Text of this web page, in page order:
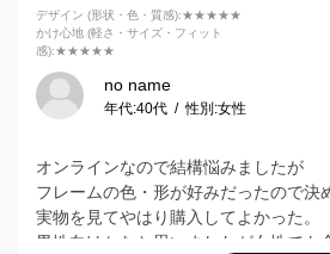
デザイン (形状・色・質感):★★★★★
かけ心地 (軽さ・サイズ・フィット
感):★★★★★
no name
年代:40代 性別:女性
オンラインなので結構悩みましたが
フレームの色・形が好みだったので決
実物を見てやはり購入してよかった。
男性向けかなと思いましたが女性でも